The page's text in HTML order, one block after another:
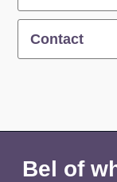
Contact
Bel of